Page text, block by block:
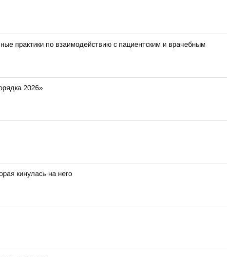
практики по взаимодействию с пациентским и врачебным
2026»
кинулась на него